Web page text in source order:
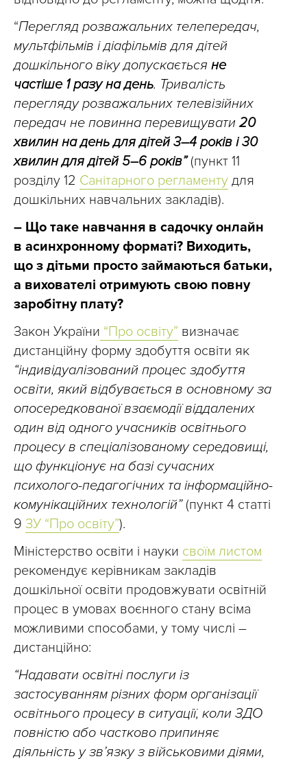
“Перегляд розважальних телепередач,
мультфільмів і діафільмів для дітей
дошкільного віку допускається не
частіше 1 разу на день. Тривалість
перегляду розважальних телевізійних
передач не повинна перевищувати 20
хвилин на день для дітей 3–4 років і 30
хвилин для дітей 5–6 років”(пункт 11
розділу 12 Санітарного регламенту для
дошкільних навчальних закладів).
– Що таке навчання в садочку онлайн
в асинхронному форматі? Виходить,
що з дітьми просто займаються батьки,
а вихователі отримують свою повну
заробітну плату?
Закон України “Про освіту” визначає
дистанційну форму здобуття освіти як
“індивідуалізований процес здобуття
освіти, який відбувається в основному за
опосередкованої взаємодії віддалених
один від одного учасників освітнього
процесу в спеціалізованому середовищі,
що функціонує на базі сучасних
психолого-педагогічних та інформаційно-
комунікаційних технологій” (пункт 4 статті
9 ЗУ “Про освіту”).
Міністерство освіти і науки своїм листом
рекомендує керівникам закладів
дошкільної освіти продовжувати освітній
процес в умовах воєнного стану всіма
можливими способами, у тому числі –
дистанційно:
“Надавати освітні послуги із
застосуванням різних форм організації
освітнього процесу в ситуації, коли ЗДО
повністю або частково припиняє
діяльність у зв’язку з військовими діями,